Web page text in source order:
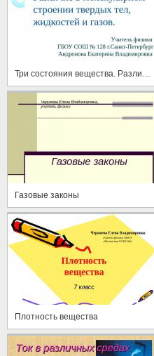
Газовые законы
Плотность вещества